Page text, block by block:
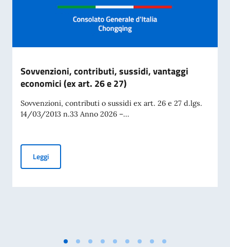
Sovvenzioni, contributi, sussidi, vantaggi
economici (ex art. 26 e 27)
Sovvenzioni, contributi o sussidi ex art. 26 e 27 d.lgs.
14/03/2013 n.33 Anno 2026 –...
LeggiSovvenzioni, contributi, sussidi, vantaggi economici (ex art.